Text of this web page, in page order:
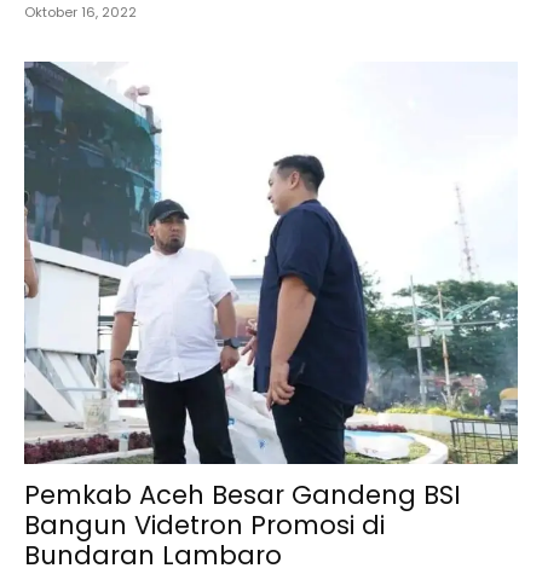
Oktober 16, 2022
Pemkab Aceh Besar Gandeng BSI
Bangun Videtron Promosi di
Bundaran Lambaro